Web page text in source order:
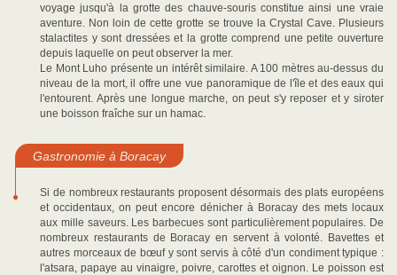
voyage jusqu'à la grotte des chauve-souris constitue ainsi une vraie
aventure. Non loin de cette grotte se trouve la Crystal Cave. Plusieurs
stalactites y sont dressées et la grotte comprend une petite ouverture
depuis laquelle on peut observer la mer.
Le Mont Luho présente un intérêt similaire. A 100 mètres au-dessus du
niveau de la mort, il offre une vue panoramique de l'île et des eaux qui
l'entourent. Après une longue marche, on peut s'y reposer et y siroter
une boisson fraîche sur un hamac.
Gastronomie à Boracay
Si de nombreux restaurants proposent désormais des plats européens
et occidentaux, on peut encore dénicher à Boracay des mets locaux
aux mille saveurs. Les barbecues sont particulièrement populaires. De
nombreux restaurants de Boracay en servent à volonté. Bavettes et
autres morceaux de bœuf y sont servis à côté d'un condiment typique :
l'atsara, papaye au vinaigre, poivre, carottes et oignon. Le poisson est